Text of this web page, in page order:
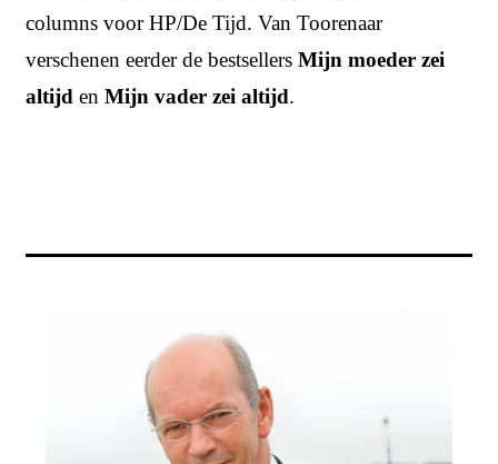
columns voor HP/De Tijd. Van Toorenaar
verschenen eerder de bestsellers Mijn moeder zei
altijd en Mijn vader zei altijd.